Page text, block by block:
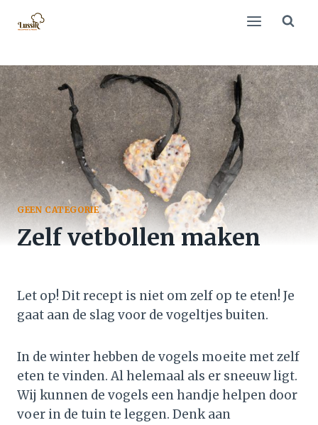
naar
GEEN CATEGORIE
Zelf vetbollen maken
Let op! Dit recept is niet om zelf op te eten! Je
gaat aan de slag voor de vogeltjes buiten.
In de winter hebben de vogels moeite met zelf
eten te vinden. Al helemaal als er sneeuw ligt.
Wij kunnen de vogels een handje helpen door
voer in de tuin te leggen. Denk aan